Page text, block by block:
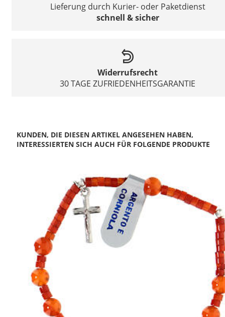
Lieferung durch Kurier- oder Paketdienst
schnell & sicher
Widerrufsrecht
30 TAGE ZUFRIEDENHEITSGARANTIE
KUNDEN, DIE DIESEN ARTIKEL ANGESEHEN HABEN,
INTERESSIERTEN SICH AUCH FÜR FOLGENDE PRODUKTE